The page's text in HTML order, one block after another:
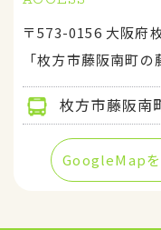
〒573-0156 大阪府
「枚方市藤阪南町
枚方市藤阪南
GoogleMapを